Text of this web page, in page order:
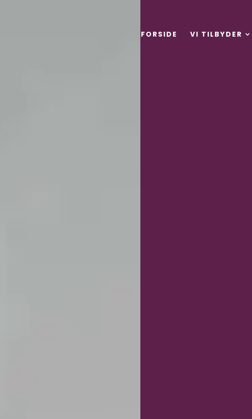
FORSIDE VI TILBYDER